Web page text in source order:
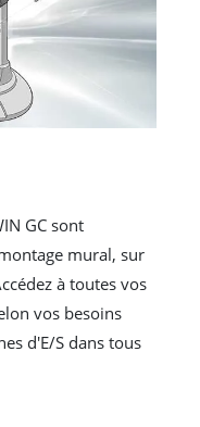
GC sont
mural, sur
à toutes vos
vos besoins
d'E/S dans tous